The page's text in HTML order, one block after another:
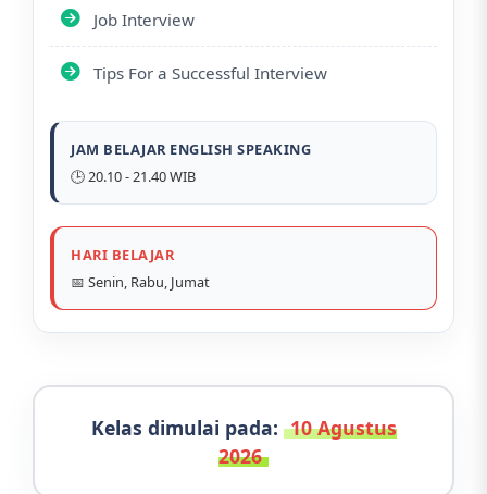
Job Interview
Tips For a Successful Interview
JAM BELAJAR ENGLISH SPEAKING
🕒 20.10 - 21.40 WIB
HARI BELAJAR
📅 Senin, Rabu, Jumat
Kelas dimulai pada: 10 Agustus
2026